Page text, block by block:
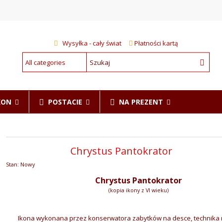
Wysyłka - cały świat Płatności kartą
POSTACIE NA PREZENT
Chrystus Pantokrator
Stan: Nowy
Chrystus Pantokrator
(kopia ikony z VI wieku)
Ikona wykonana przez konserwatora zabytków na desce, technika